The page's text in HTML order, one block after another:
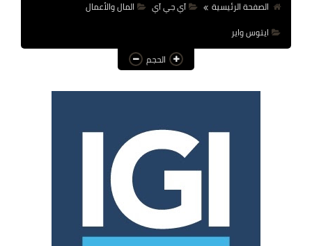
فن وثقافة
أخبار النجوم
أخبار العالم
الصفحة الرئيسية
آي جي آي
المال والأعمال
ايتوس واير
الحجم